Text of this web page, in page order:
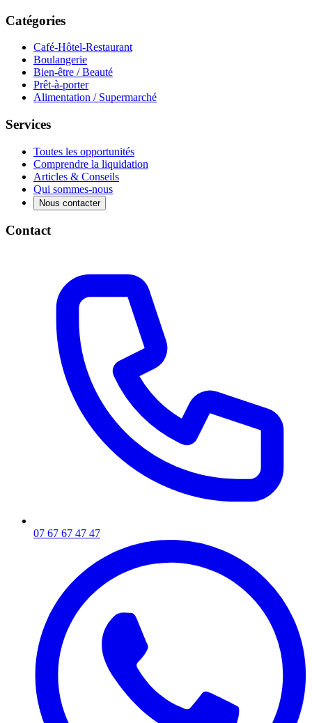
Catégories
Café-Hôtel-Restaurant
Boulangerie
Bien-être / Beauté
Prêt-à-porter
Alimentation / Supermarché
Services
Toutes les opportunités
Comprendre la liquidation
Articles & Conseils
Qui sommes-nous
Nous contacter
Contact
07 67 67 47 47